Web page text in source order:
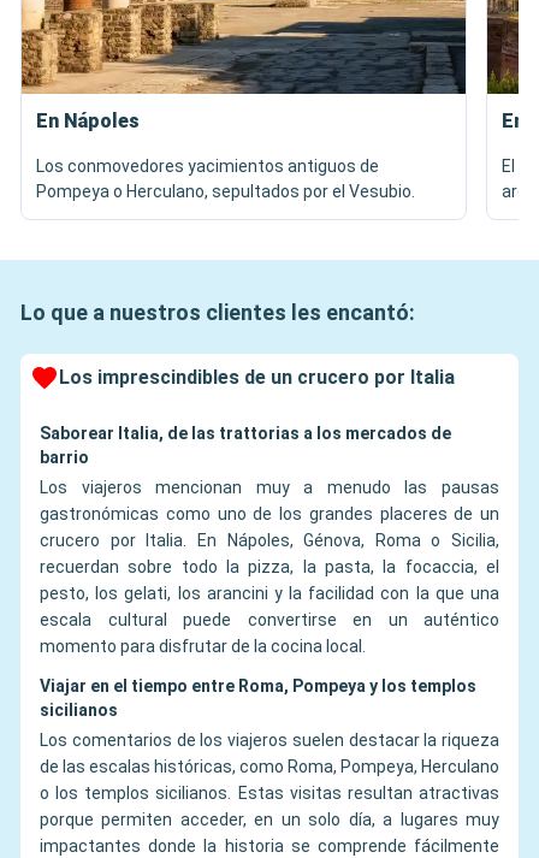
En Nápoles
Los conmovedores yacimientos antiguos de
Pompeya o Herculano, sepultados por el Vesubio.
En
El
Lo que a nuestros clientes les encantó:
Los imprescindibles de un crucero por Italia
Saborear Italia, de las trattorias a los mercados de
barrio
Los viajeros mencionan muy a menudo las pausas
gastronómicas como uno de los grandes placeres de un
crucero por Italia. En Nápoles, Génova, Roma o Sicilia,
recuerdan sobre todo la pizza, la pasta, la focaccia, el
pesto, los gelati, los arancini y la facilidad con la que una
escala cultural puede convertirse en un auténtico
momento para disfrutar de la cocina local.
Viajar en el tiempo entre Roma, Pompeya y los templos
sicilianos
Los comentarios de los viajeros suelen destacar la riqueza
de las escalas históricas, como Roma, Pompeya, Herculano
o los templos sicilianos. Estas visitas resultan atractivas
porque permiten acceder, en un solo día, a lugares muy
impactantes donde la historia se comprende fácilmente